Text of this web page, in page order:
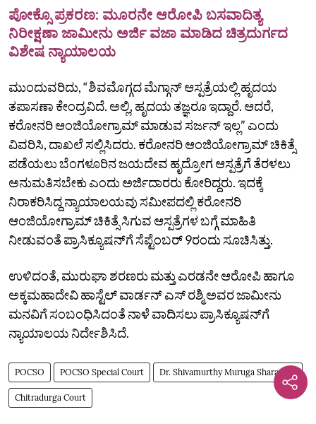
ಪೋಕ್ಸೊ ಪ್ರಕರಣ: ಮೂರನೇ ಆರೋಪಿ ಬಸವಾದಿತ್ಯ
ನಿರೀಕ್ಷಣಾ ಜಾಮೀನು ಅರ್ಜಿ ವಜಾ ಮಾಡಿದ ಚಿತ್ರದುರ್ಗದ
ವಿಶೇಷ ನ್ಯಾಯಾಲಯ
ಮುಂದುವರಿದು, “ಶಿವಮೊಗ್ಗದ ಮೆಗ್ಗಾನ್‌ ಆಸ್ಪತ್ರೆಯಲ್ಲಿ ಹೃದಯ
ತಪಾಸಣಾ ಕೇಂದ್ರವಿದೆ. ಅಲ್ಲಿ, ಹೃದಯ ತಜ್ಞರೂ ಇದ್ದಾರೆ. ಆದರೆ,
ಕರೋನರಿ ಆಂಜಿಯೋಗ್ರಾಮ್‌ ಮಾಡುವ ಸರ್ಜನ್‌ ಇಲ್ಲ” ಎಂದು
ವಿವರಿಸಿ, ದಾಖಲೆ ಸಲ್ಲಿಸಿದರು. ಕರೋನರಿ ಆಂಜಿಯೋಗ್ರಾಮ್‌ ಚಿಕಿತ್ಸೆ
ಪಡೆಯಲು ಬೆಂಗಳೂರಿನ ಜಯದೇವ ಹೃದ್ರೋಗ ಆಸ್ಪತ್ರೆಗೆ ತೆರಳಲು
ಅನುಮತಿಸಬೇಕು ಎಂದು ಅರ್ಜಿದಾರರು ಕೋರಿದ್ದರು. ಇದಕ್ಕೆ
ನಿರಾಕರಿಸಿದ್ದ ನ್ಯಾಯಾಲಯವು ಸಮೀಪದಲ್ಲಿ ಕರೋನರಿ
ಆಂಜಿಯೋಗ್ರಾಮ್‌ ಚಿಕಿತ್ಸೆ ಸಿಗುವ ಆಸ್ಪತ್ರೆಗಳ ಬಗ್ಗೆ ಮಾಹಿತಿ
ನೀಡುವಂತೆ ಪ್ರಾಸಿಕ್ಯೂಷನ್‌ಗೆ ಸೆಪ್ಟೆಂಬರ್‌ 9ರಂದು ಸೂಚಿಸಿತ್ತು.
ಉಳಿದಂತೆ, ಮುರುಘಾ ಶರಣರು ಮತ್ತು ಎರಡನೇ ಆರೋಪಿ ಹಾಗೂ
ಅಕ್ಕಮಹಾದೇವಿ ಹಾಸ್ಟೆಲ್‌ ವಾರ್ಡನ್‌ ಎಸ್‌ ರಶ್ಮಿ ಅವರ ಜಾಮೀನು
ಮನವಿಗೆ ಸಂಬಂಧಿಸಿದಂತೆ ನಾಳೆ ವಾದಿಸಲು ಪ್ರಾಸಿಕ್ಯೂಷನ್‌ಗೆ
ನ್ಯಾಯಾಲಯ ನಿರ್ದೇಶಿಸಿದೆ.
POCSO POCSO Special Court Dr. Shivamurthy Muruga Sharanaru
Chitradurga Court